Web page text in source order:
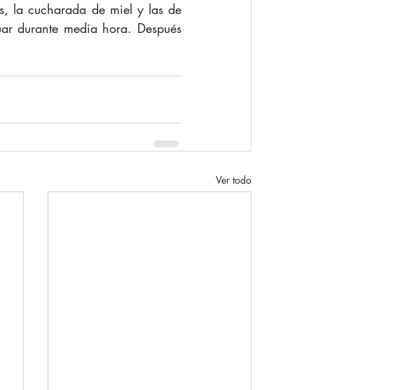
la cucharada de miel y las de
durante media hora. Después
Ver todo